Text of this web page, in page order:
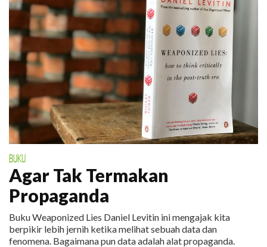
BUKU
Agar Tak Termakan
Propaganda
Buku Weaponized Lies Daniel Levitin ini mengajak kita
berpikir lebih jernih ketika melihat sebuah data dan
fenomena. Bagaimana pun data adalah alat propaganda.